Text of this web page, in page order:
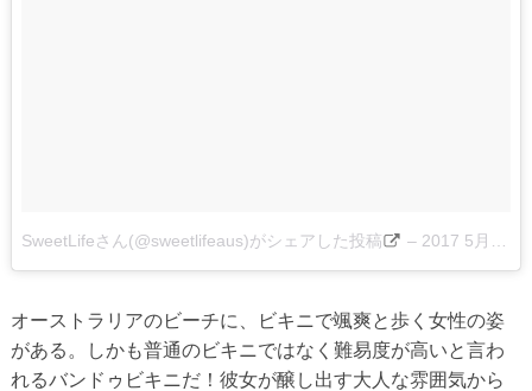
SweetLifeさん(@sweetlifeaus)がシェアした投稿 – 2017 5月 19 12:10午前 PDT
オーストラリアのビーチに、ビキニで颯爽と歩く女性の姿
がある。しかも普通のビキニではなく難易度が高いと言わ
れるバンドゥビキニだ！彼女が醸し出す大人な雰囲気から